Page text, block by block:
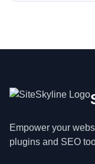
Empower your
plugins and SEO